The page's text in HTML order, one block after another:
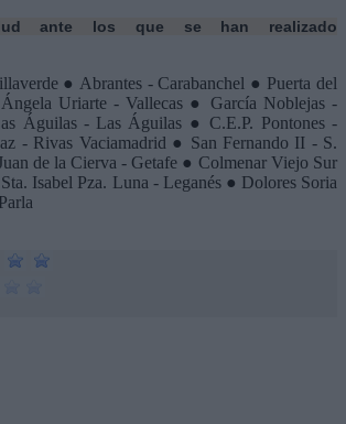
ante los que se han realizado
● Abrantes - Carabanchel ● Puerta del
Uriarte - Vallecas ● García Noblejas -
Águilas - Las Águilas ● C.E.P. Pontones -
- Rivas Vaciamadrid ● San Fernando II - S.
de la Cierva - Getafe ● Colmenar Viejo Sur
Isabel Pza. Luna - Leganés ● Dolores Soria